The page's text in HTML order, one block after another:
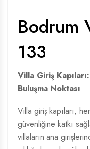
Bodrum
133
Villa Giriş
Buluşma Noktası
Villa giriş kapıları,
güvenliğine katkı
villaların ana